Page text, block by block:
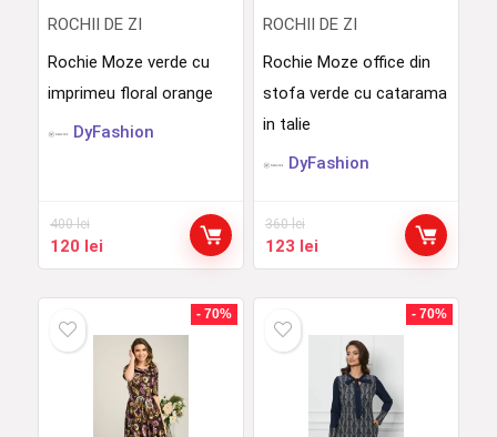
ROCHII DE ZI
Rochie Moze verde cu
imprimeu floral orange
DyFashion
400lei
Prețul
inițial
400 lei.
120 leiPrețul
curent
ROCHII DE ZI
Rochie Moze office din
stofa verde cu catarama
in talie
DyFashion
360lei
Prețul
inițial
360 lei.
123 leiPrețul
curent
- 70% - 70%